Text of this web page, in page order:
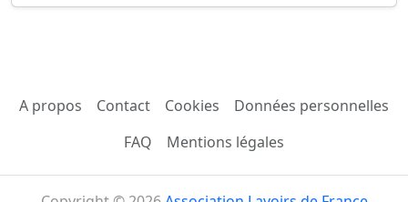
A propos Contact Cookies
Données personnelles
FAQ
Mentions légales